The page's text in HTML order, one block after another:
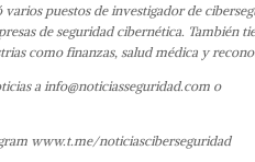
puestos de investigador de
de seguridad cibernética. También
como finanzas, salud médica y
a info@noticiasseguridad.com o
www.t.me/noticiasciberseguridad